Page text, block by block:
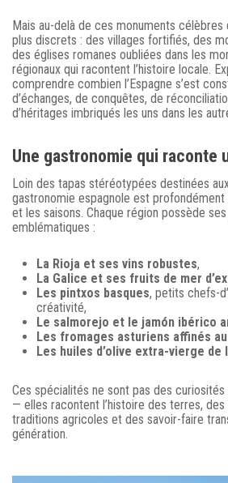
Mais au-delà de ces monuments
plus discrets : des villages fortifiés, des
des églises romanes oubliées dans les
régionaux qui racontent l’histoire locale.
comprendre combien l’Espagne s’est
d’échanges, de conquêtes, de
d’héritages imbriqués les uns dans les
Une gastronomie qui raconte
Loin des tapas stéréotypées destinées
gastronomie espagnole est
et les saisons. Chaque région possède
emblématiques :
La Rioja et ses vins robustes,
La Galice et ses fruits de mer
Les pintxos basques, petits chefs-
créativité,
Le salmorejo et le jamón ibérico
Les fromages asturiens affinés
Les huiles d’olive extra-vierge de
Ces spécialités ne sont pas des
— elles racontent l’histoire des terres,
traditions agricoles et des savoir-faire
génération.